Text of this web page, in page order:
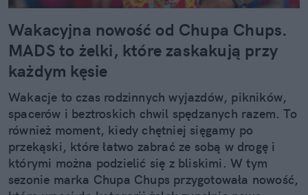
Wakacyjna nowość od Chupa Chups.
MADS to żelki, które zaskakują przy
każdym kęsie
Wakacje to czas rodzinnych wyjazdów, pikników,
spacerów i beztroskich chwil spędzanych razem. To
również moment, kiedy chętniej sięgamy po
przekąski, które łatwo zabrać ze sobą w drogę i
którymi można podzielić się z bliskimi. W tym
sezonie marka Chupa Chups przygotowała nowość,